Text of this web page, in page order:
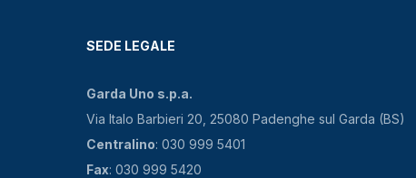
SEDE LEGALE
Garda Uno s.p.a.
Via Italo Barbieri 20, 25080 Padenghe sul Garda (BS)
Centralino: 030 999 5401
Fax: 030 999 5420